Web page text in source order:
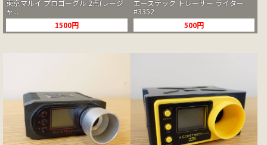
東京マルイ プロゴーグル 2点(レージ
ャ...
1500円
エーステック トレーサー ライター
#3352
500円